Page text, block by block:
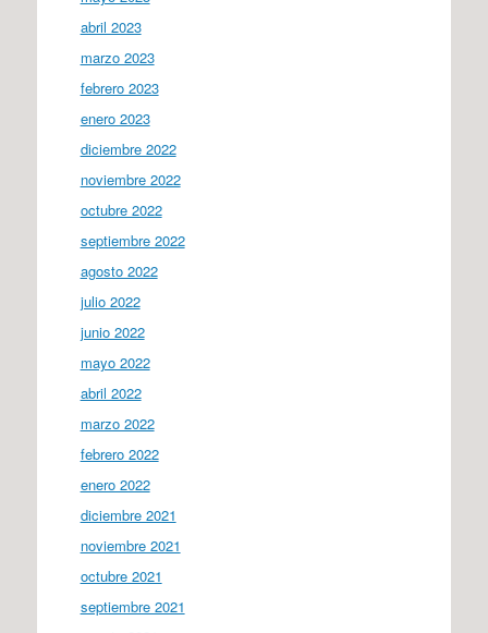
abril 2023
marzo 2023
febrero 2023
enero 2023
diciembre 2022
noviembre 2022
octubre 2022
septiembre 2022
agosto 2022
julio 2022
junio 2022
mayo 2022
abril 2022
marzo 2022
febrero 2022
enero 2022
diciembre 2021
noviembre 2021
octubre 2021
septiembre 2021